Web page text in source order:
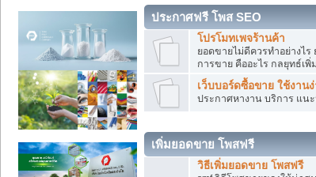
ประกาศฟรี โพส SEO
โปรโมทเพจร้านค้า
ยอดขายไม่ดีควรทำอย่างไ
การขาย คืออะไร กลยุทธ์เพิ่
เว็บบอร์ดซื้อขาย ใช้งาน
ประกาศหางาน บริการ แน
เพิ่มยอดขาย โพสฟรี
วิธีเพิ่มยอดขาย โพสฟรี